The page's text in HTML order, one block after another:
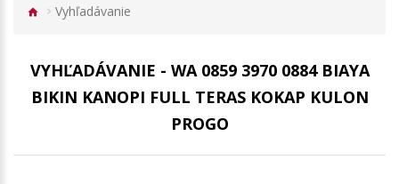
Vyhľadávanie
VYHĽADÁVANIE - WA 0859 3970 0884 BIAYA
BIKIN KANOPI FULL TERAS KOKAP KULON
PROGO